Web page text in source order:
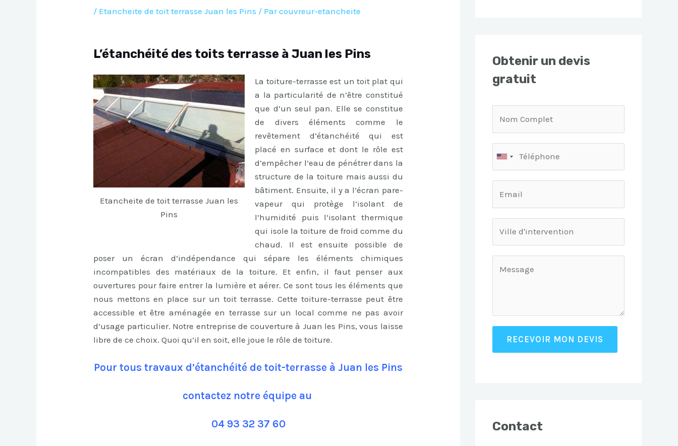
/ Etancheite de toit terrasse Juan les Pins / Parcouvreur-etancheite
L’étanchéité des toits terrasse à Juan les Pins
Etancheite de toit terrasse Juan les
Pins
La toiture-terrasse est un toit plat qui
a la particularité de n’être constitué
que d’un seul pan. Elle se constitue
de divers éléments comme le
revêtement d’étanchéité qui est
placé en surface et dont le rôle est
d’empêcher l’eau de pénétrer dans la
structure de la toiture mais aussi du
bâtiment. Ensuite, il y a l’écran pare-
vapeur qui protège l’isolant de
l’humidité puis l’isolant thermique
qui isole la toiture de froid comme du
chaud. Il est ensuite possible de
poser un écran d’indépendance qui sépare les éléments chimiques
incompatibles des matériaux de la toiture. Et enfin, il faut penser aux
ouvertures pour faire entrer la lumière et aérer. Ce sont tous les éléments que
nous mettons en place sur un toit terrasse. Cette toiture-terrasse peut être
accessible et être aménagée en terrasse sur un local comme ne pas avoir
d’usage particulier. Notre entreprise de couverture à Juan les Pins, vous laisse
libre de ce choix. Quoi qu’il en soit, elle joue le rôle de toiture.
Pour tous travaux d’étanchéité de toit-terrasse à Juan les Pins
contactez notre équipe au
04 93 32 37 60
Obtenir un devis
gratuit
RECEVOIR MON DEVIS
Contact